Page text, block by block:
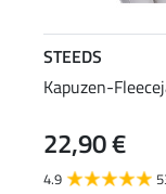
STEEDS
Kapuzen-
22,90 €
4.9